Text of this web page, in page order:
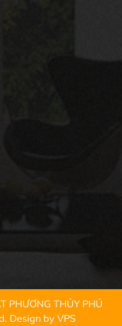
PHƯƠNG THỦY PHÚ
Design by VPS